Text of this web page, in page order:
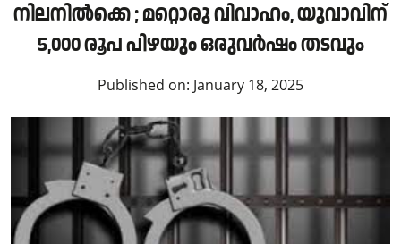
നിലനിൽക്കെ ; മറ്റൊരു വിവാഹം, യുവാവിന്
5,000 രൂപ പിഴയും ഒരുവർഷം തടവുo
Published on: January 18, 2025